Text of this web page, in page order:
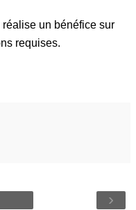
un bénéfice sur
requises.
›